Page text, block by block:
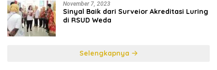
November 7, 2023
Sinyal Baik dari Surveior Akreditasi Luring
di RSUD Weda
Selengkapnya